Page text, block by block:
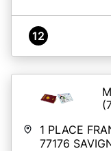
12
1 PLACE
77176